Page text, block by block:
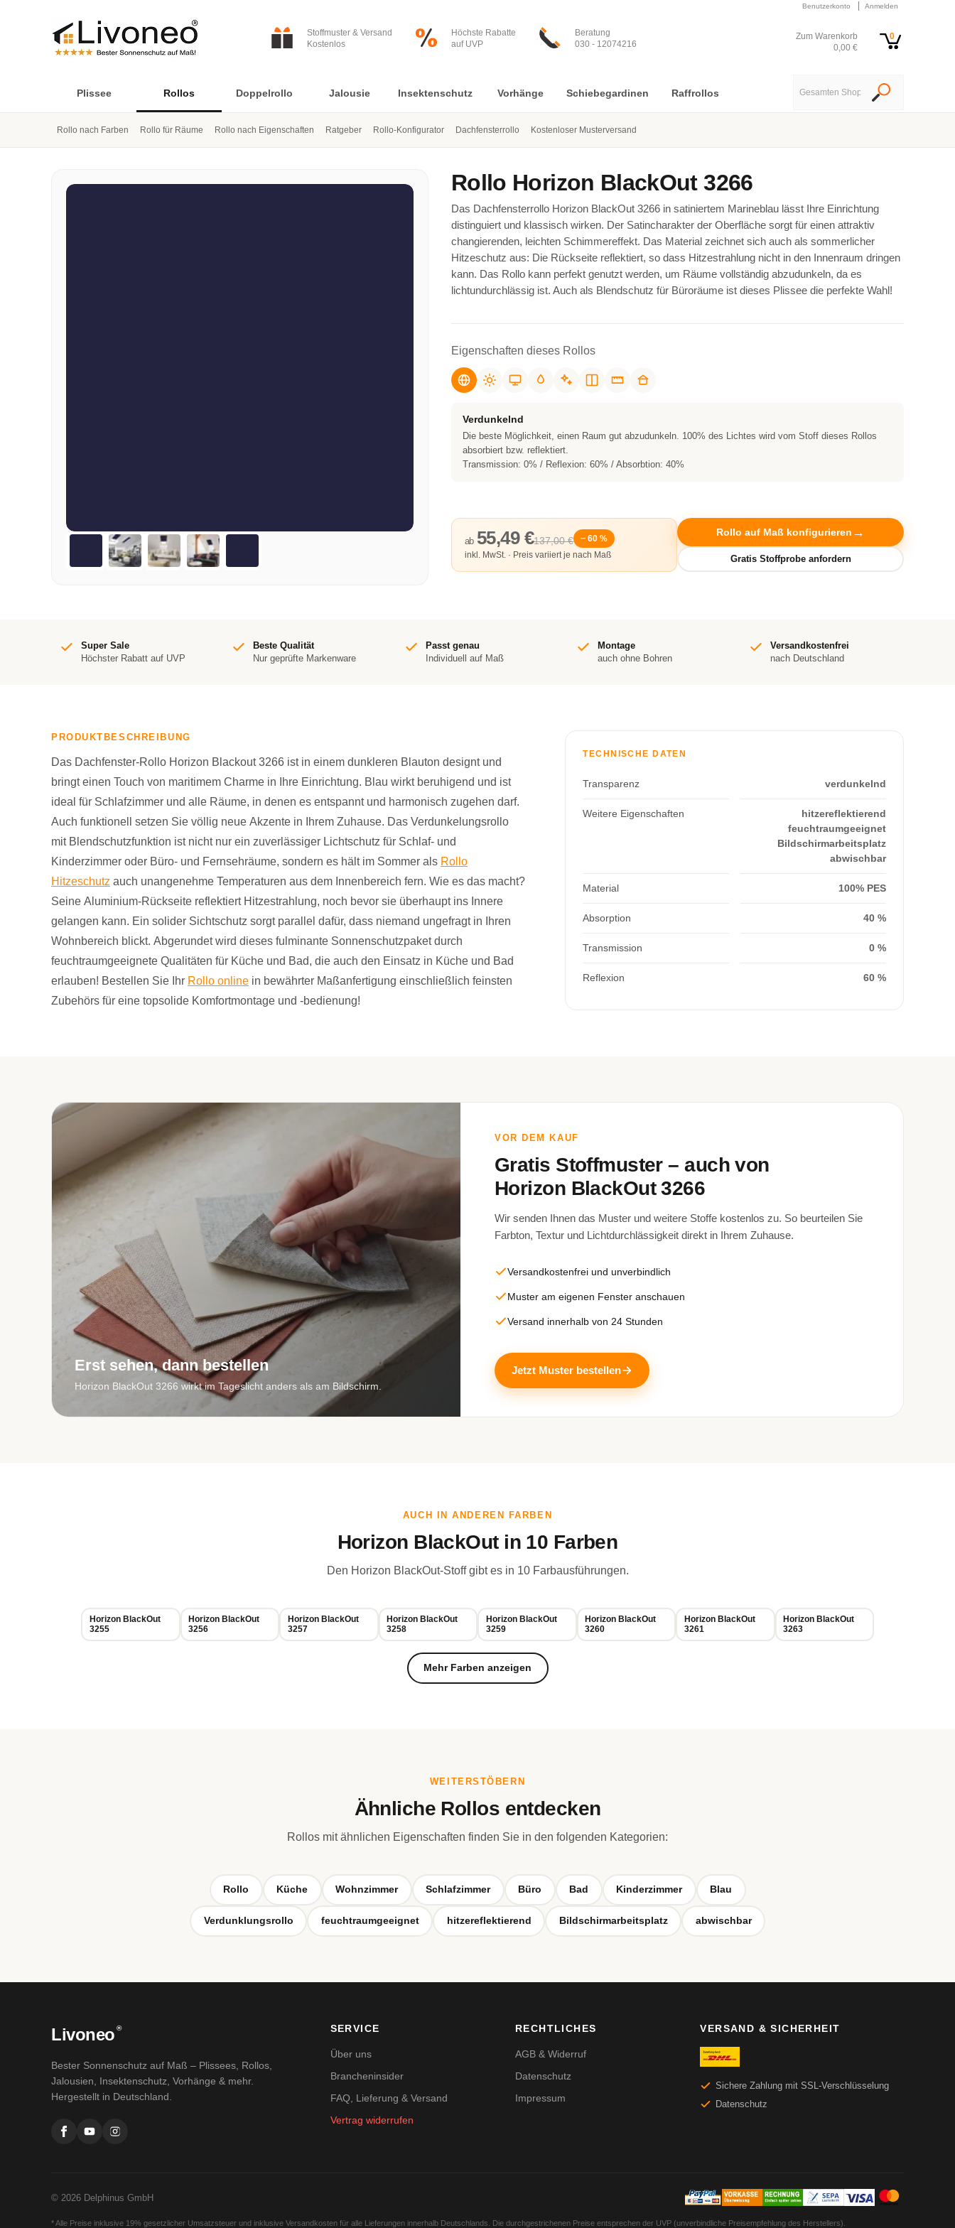
Benutzerkonto Anmelden
Stoffmuster & Versand
Kostenlos
Höchste Rabatte
auf UVP
Beratung
030 - 12074216
Zum Warenkorb
0,00 €
0
Plissee Rollos
Rollo nach Farben Rollo für Räume Rollo nach Eigenschaften Ratgeber Rollo-Konfigurator Dachfensterrollo Kostenloser Musterversand
Doppelrollo Jalousie Insektenschutz Vorhänge Schiebegardinen Raffrollos
Rollo Horizon BlackOut 3266
Das Dachfensterrollo Horizon BlackOut 3266 in satiniertem Marineblau lässt Ihre Einrichtung
distinguiert und klassisch wirken. Der Satincharakter der Oberfläche sorgt für einen attraktiv
changierenden, leichten Schimmereffekt. Das Material zeichnet sich auch als sommerlicher
Hitzeschutz aus: Die Rückseite reflektiert, so dass Hitzestrahlung nicht in den Innenraum dringen
kann. Das Rollo kann perfekt genutzt werden, um Räume vollständig abzudunkeln, da es
lichtundurchlässig ist. Auch als Blendschutz für Büroräume ist dieses Plissee die perfekte Wahl!
Eigenschaften dieses Rollos
Verdunkelnd
Die beste Möglichkeit, einen Raum gut abzudunkeln. 100% des Lichtes wird vom Stoff dieses Rollos
absorbiert bzw. reflektiert.
Transmission: 0% / Reflexion: 60% / Absorbtion: 40%
137,00 €
ab 55,49 €
− 60 %
inkl. MwSt. · Preis variiert je nach Maß
Rollo auf Maß konfigurieren
Super Sale
Höchster Rabatt auf UVP
Beste Qualität
Nur geprüfte Markenware
Passt genau
Individuell auf Maß
Montage
auch ohne Bohren
Versandkostenfrei
nach Deutschland
PRODUKTBESCHREIBUNG
Das Dachfenster-Rollo Horizon Blackout 3266 ist in einem dunkleren Blauton designt und
bringt einen Touch von maritimem Charme in Ihre Einrichtung. Blau wirkt beruhigend und ist
ideal für Schlafzimmer und alle Räume, in denen es entspannt und harmonisch zugehen darf.
Auch funktionell setzen Sie völlig neue Akzente in Ihrem Zuhause. Das Verdunkelungsrollo
mit Blendschutzfunktion ist nicht nur ein zuverlässiger Lichtschutz für Schlaf- und
Kinderzimmer oder Büro- und Fernsehräume, sondern es hält im Sommer als Rollo
Hitzeschutz auch unangenehme Temperaturen aus dem Innenbereich fern. Wie es das macht?
Seine Aluminium-Rückseite reflektiert Hitzestrahlung, noch bevor sie überhaupt ins Innere
gelangen kann. Ein solider Sichtschutz sorgt parallel dafür, dass niemand ungefragt in Ihren
Wohnbereich blickt. Abgerundet wird dieses fulminante Sonnenschutzpaket durch
feuchtraumgeeignete Qualitäten für Küche und Bad, die auch den Einsatz in Küche und Bad
erlauben! Bestellen Sie Ihr Rollo online in bewährter Maßanfertigung einschließlich feinsten
Zubehörs für eine topsolide Komfortmontage und -bedienung!
TECHNISCHE DATEN
Transparenz verdunkelnd
Weitere Eigenschaften
hitzereflektierend
feuchtraumgeeignet
Bildschirmarbeitsplatz
abwischbar
Material 100% PES
Absorption 40 %
Transmission 0 %
Reflexion 60 %
Erst sehen, dann bestellen
Horizon BlackOut 3266 wirkt im Tageslicht anders als am Bildschirm.
VOR DEM KAUF
Gratis Stoffmuster – auch von
Horizon BlackOut 3266
Wir senden Ihnen das Muster und weitere Stoffe kostenlos zu. So beurteilen Sie
Farbton, Textur und Lichtdurchlässigkeit direkt in Ihrem Zuhause.
Versandkostenfrei und unverbindlich
Muster am eigenen Fenster anschauen
Versand innerhalb von 24 Stunden
Jetzt Muster bestellen
AUCH IN ANDEREN FARBEN
Horizon BlackOut in 10 Farben
Den Horizon BlackOut-Stoff gibt es in 10 Farbausführungen.
Horizon BlackOut
3255
Horizon BlackOut
3256
Horizon BlackOut
3257
Horizon BlackOut
3258
Horizon BlackOut
3259
Horizon BlackOut
3260
Horizon BlackOut
3261
Horizon BlackOut
3263
Mehr Farben anzeigen
WEITERSTÖBERN
Ähnliche Rollos entdecken
Rollos mit ähnlichen Eigenschaften finden Sie in den folgenden Kategorien:
Rollo Küche Wohnzimmer Schlafzimmer Büro Bad Kinderzimmer Blau
Verdunklungsrollo feuchtraumgeeignet hitzereflektierend Bildschirmarbeitsplatz abwischbar
Livoneo ®
Bester Sonnenschutz auf Maß – Plissees, Rollos,
Jalousien, Insektenschutz, Vorhänge & mehr.
Hergestellt in Deutschland.
SERVICE
Über uns
Brancheninsider
FAQ, Lieferung & Versand
Vertrag widerrufen
RECHTLICHES
AGB & Widerruf
Datenschutz
Impressum
VERSAND & SICHERHEIT
Sichere Zahlung mit SSL-Verschlüsselung
Datenschutz
© 2026 Delphinus GmbH
* Alle Preise inklusive 19% gesetzlicher Umsatzsteuer und inklusive Versandkosten für alle Lieferungen innerhalb Deutschlands. Die durchgestrichenen Preise entsprechen der UVP (unverbindliche Preisempfehlung des Herstellers).